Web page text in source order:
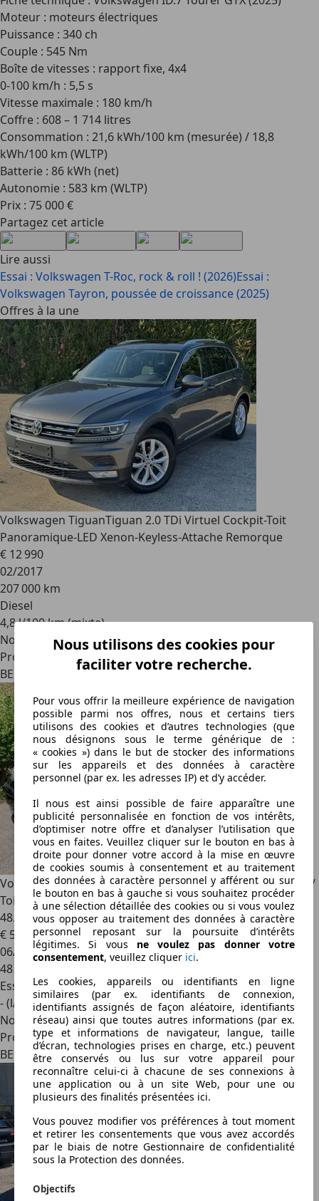
Nous utilisons des cookies pour
faciliter votre recherche.
Pour vous offrir la meilleure expérience de navigation
possible parmi nos offres, nous et certains tiers
utilisons des cookies et d’autres technologies (que
nous désignons sous le terme générique de :
« cookies ») dans le but de stocker des informations
sur les appareils et des données à caractère
personnel (par ex. les adresses IP) et d’y accéder.
Il nous est ainsi possible de faire apparaître une
publicité personnalisée en fonction de vos intérêts,
d’optimiser notre offre et d’analyser l’utilisation que
vous en faites. Veuillez cliquer sur le bouton en bas à
droite pour donner votre accord à la mise en œuvre
de cookies soumis à consentement et au traitement
des données à caractère personnel y afférent ou sur
le bouton en bas à gauche si vous souhaitez procéder
à une sélection détaillée des cookies ou si vous voulez
vous opposer au traitement des données à caractère
personnel reposant sur la poursuite d’intérêts
légitimes. Si vous ne voulez pas donner votre
consentement, veuillez cliquer ici.
Les cookies, appareils ou identifiants en ligne
similaires (par ex. identifiants de connexion,
identifiants assignés de façon aléatoire, identifiants
réseau) ainsi que toutes autres informations (par ex.
type et informations de navigateur, langue, taille
d’écran, technologies prises en charge, etc.) peuvent
être conservés ou lus sur votre appareil pour
reconnaître celui-ci à chacune de ses connexions à
une application ou à un site Web, pour une ou
plusieurs des finalités présentées ici.
Vous pouvez modifier vos préférences à tout moment
et retirer les consentements que vous avez accordés
par le biais de notre Gestionnaire de confidentialité
sous la Protection des données.
Objectifs
Moteur : moteurs électriques
Puissance : 340 ch
Couple : 545 Nm
Boîte de vitesses : rapport fixe, 4x4
0-100 km/h : 5,5 s
Vitesse maximale : 180 km/h
Coffre : 608 – 1 714 litres
Consommation : 21,6 kWh/100 km (mesurée) / 18,8
kWh/100 km (WLTP)
Batterie : 86 kWh (net)
Autonomie : 583 km (WLTP)
Prix : 75 000 €
Partagez cet article
Lire aussi
Essai : Volkswagen T-Roc, rock & roll ! (2026)Essai :
Volkswagen Tayron, poussée de croissance (2025)
Offres à la une
Volkswagen TiguanTiguan 2.0 TDi Virtuel Cockpit-Toit
Panoramique-LED Xenon-Keyless-Attache Remorque
€ 12 990
02/2017
207 000 km
Diesel
4,8 l/100 km (mixte)
Nouveau
Professionnel
BE 7390
Volkswagen Golf1.6i FSI 16V 116CV / Sportline / Clim Auto /
Toit Ouvrant / Sieges Sport / 1er Propriétaire / UNIQUE
48.575KM CARPASS /
€ 5 900
06/2005
48 000 km
Essence
- (l/100 km)
Nouveau
Professionnel
BE 6238